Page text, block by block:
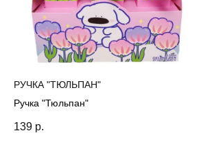
РУЧКА "ТЮЛЬПАН"
Ручка "Тюльпан"
139 р.